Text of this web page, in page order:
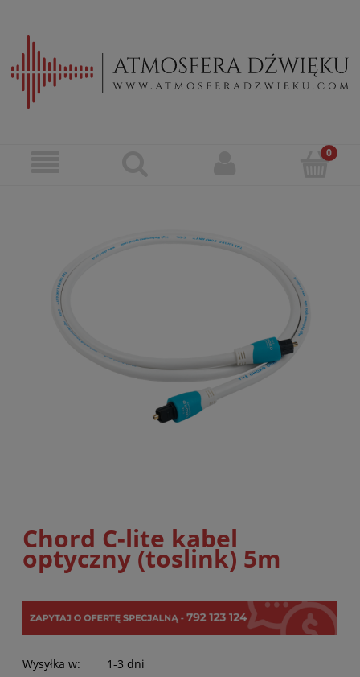
Chord C-lite kabel
optyczny (toslink) 5m
Wysyłka w: 1-3 dni